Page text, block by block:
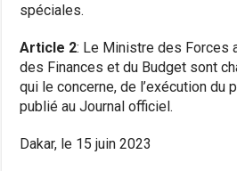
spéciales.
Article 2: Le Ministre des Forces
des Finances et du Budget sont
qui le concerne, de l’exécution du
publié au Journal officiel.
Dakar, le 15 juin 2023